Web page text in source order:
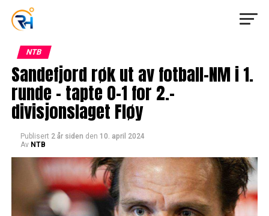
NTB
Sandefjord røk ut av fotball-NM i 1.
runde – tapte 0-1 for 2.-
divisjonslaget Fløy
Publisert 2 år siden den 10. april 2024
Av NTB